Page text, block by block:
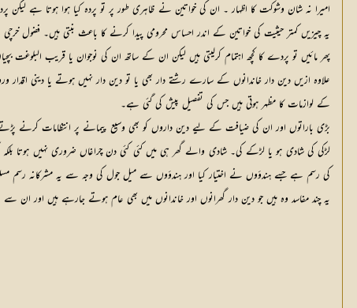
امیرا نہ شان وشوکت کا اظہار ۔ ان کی خواتین نے ظاہری طور پر تو پردہ کیا ہوا ہوتا ہے
یہ چیزیں کمتر حیثیت کی خواتین کے اندر احساس محرومی پیدا کرنے کا باعث بنتی ہیں۔
پھر مائیں تو پردے کا کچھ اہتمام کرلیتی ہیں لیکن ان کے ساتھ ان کی نوجوان یا قریب البلوغت
علاوہ ازیں دین دار خاندانوں کے سارے رشتے دار بھی یا تو دین دار نہیں ہوتے یا دینی
کے لوازمات کا مظہر ہوتی ہیں جس کی تفصیل پیش کی گئی ہے۔
بڑی باراتوں اور ان کی ضیافت کے لیے دین داروں کو بھی وسیع پیمانے پر انتظامات کرنے
لڑکی کی شادی ہو یا لڑکے کی۔ شادی والے گھر ہی میں کئی کئی دن چراغاں ضروری نہیں ہوتا
کی رسم ہے جسے ہندؤوں نے اختیار کیا اور ہندؤوں سے میل جول کی وجہ سے یہ مشرکانہ رسم
یہ چند مفاسد وہ ہیں جو دین دار گھرانوں اور خاندانوں میں بھی عام ہوتے جارہے ہیں اور ان سے